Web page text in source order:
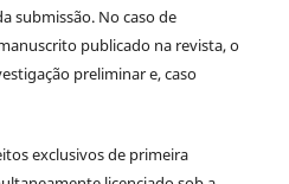
submissão. No caso de
publicado na revista, o
preliminar e, caso
exclusivos de primeira